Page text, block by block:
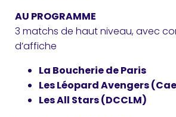
AU PROGRAMME
3 matchs de haut niveau, avec
d’affiche
La Boucherie de Paris
Les Léopard Avengers
Les All Stars (DCCLM)